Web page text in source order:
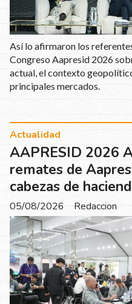
Así lo afirmaron los
Congreso Aapresid 2026
actual, el contexto
principales mercados.
AAPRESID 2026
remates de
cabezas de
Redaccion
Actualidad
05/08/2026